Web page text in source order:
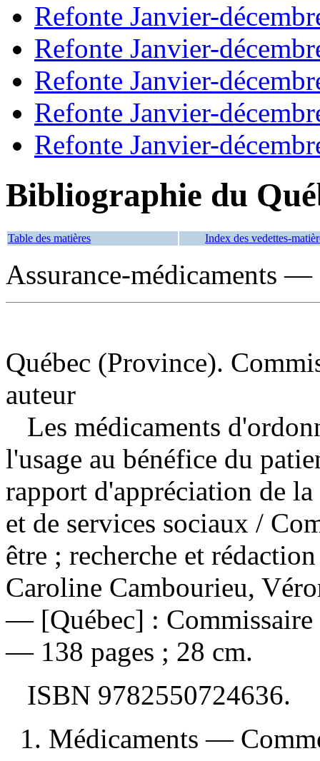
Refonte Janvier-
Refonte Janvier-
Refonte Janvier-
Refonte Janvier-
Refonte Janvier-
Bibliographie du
Table des matières Index des vedettes-
Assurance-médicaments
Québec (Province).
auteur
Les médicaments
l'usage au bénéfice du
rapport d'appréciation de la
et de services sociaux /
être ; recherche et
Caroline Cambourieu,
— [Québec] : Commissaire
— 138 pages ; 28 cm.
ISBN 9782550724636.
1. Médicaments —